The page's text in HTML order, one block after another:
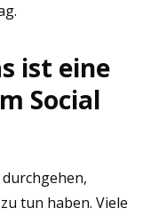
ist eine
Social
tun haben. Viele